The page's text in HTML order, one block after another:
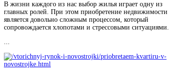
В жизни каждого из нас выбор жилья играет одну из
главных ролей. При этом приобретение недвижимости
является довольно сложным процессом, который
сопровождается хлопотами и стрессовыми ситуациями.
...